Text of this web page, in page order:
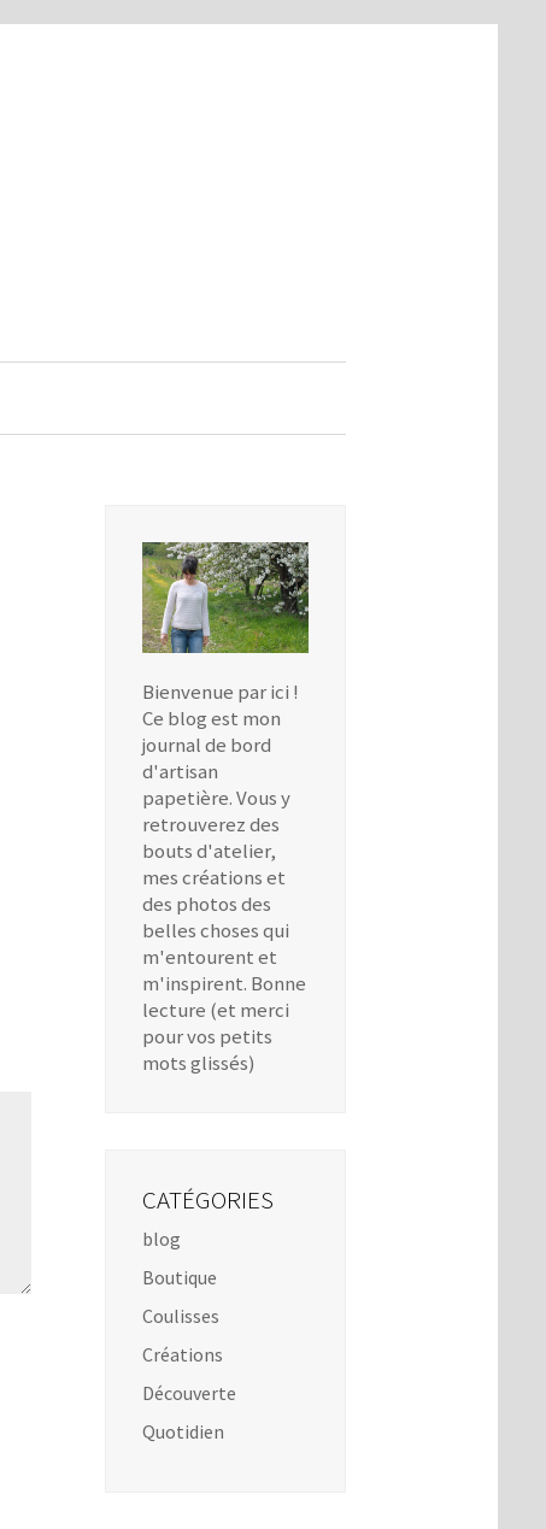
Bienvenue par ici !
Ce blog est mon
journal de bord
d'artisan
papetière. Vous y
retrouverez des
bouts d'atelier,
mes créations et
des photos des
belles choses qui
m'entourent et
m'inspirent. Bonne
lecture (et merci
pour vos petits
mots glissés)
CATÉGORIES
blog
Boutique
Coulisses
Créations
Découverte
Quotidien